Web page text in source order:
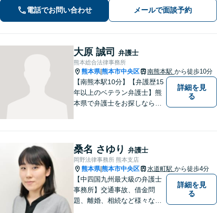
受付可】【休日・夜間相談可】
電話でお問い合わせ メールで面談予約
大原 誠司 弁護士
熊本総合法律事務所
熊本県|熊本市中央区 南熊本駅 から徒歩10分
【南熊本駅10分】【弁護歴15
年以上のベテラン弁護士】熊
本県で弁護士をお探しなら、
ています。皆様にとって一番
のパートナーとなれるよう、
精一杯取り組ませていただき
ます。
詳細を見
る
桑名 さゆり 弁護士
岡野法律事務所 熊本支店
熊本県|熊本市中央区 水道町駅 から徒歩4分
【中四国九州最大級の弁護士
事務所】交通事故、借金問
題、離婚、相続など様々な問
詳細を見
る